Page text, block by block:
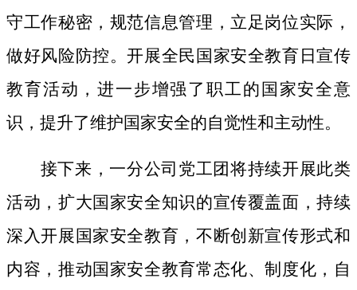
守工作秘密，规范信息管理，立足岗位实际，
做好风险防控。开展全民国家安全教育日宣传
教育活动，进一步增强了职工的国家安全意
识，提升了维护国家安全的自觉性和主动性。
接下来，一分公司党工团将持续开展此类
活动，扩大国家安全知识的宣传覆盖面，持续
深入开展国家安全教育，不断创新宣传形式和
内容，推动国家安全教育常态化、制度化，自